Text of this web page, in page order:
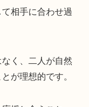
相手に合わせ過
く、二人が自然
が理想的です。